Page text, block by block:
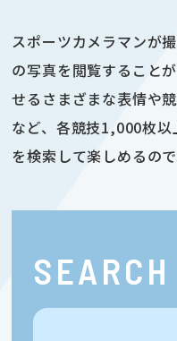
スポーツカメラマンが
の写真を閲覧すること
せるさまざまな表情や
など、各競技1,000枚
を検索して楽しめるの
SEARCH